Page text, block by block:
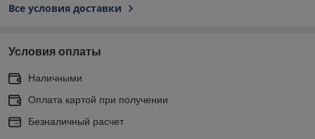
Все условия доставки
Условия оплаты
Наличными
Оплата картой при получении
Безналичный расчет